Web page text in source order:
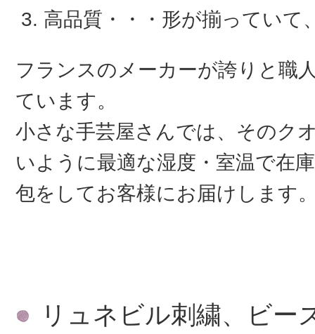
高品質・・・形が揃っていて
フランスのメーカーが誇りと職
ています。
小さな手芸屋さんでは、そのク
いように最適な湿度・室温で在
包をしてお客様にお届けします
リュネビル刺繍、ビー